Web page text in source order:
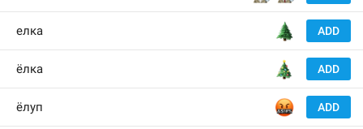
ADD
🌲
елка
ADD
🎄
ёлка
ADD
🤬
ёлуп